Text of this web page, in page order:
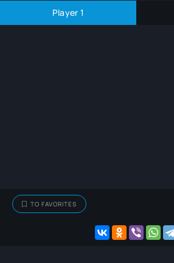
Player 1
TO FAVORITES